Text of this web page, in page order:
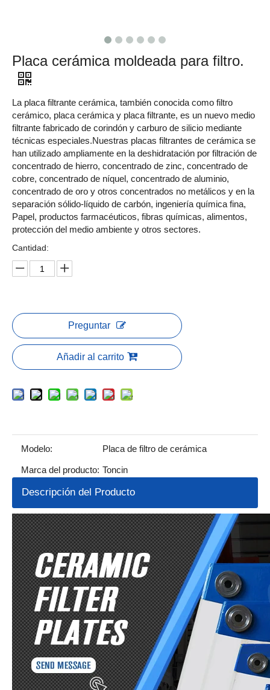
Placa cerámica moldeada para filtro.
La placa filtrante cerámica, también conocida como filtro
cerámico, placa cerámica y placa filtrante, es un nuevo medio
filtrante fabricado de corindón y carburo de silicio mediante
técnicas especiales.Nuestras placas filtrantes de cerámica se
han utilizado ampliamente en la deshidratación por filtración de
concentrado de hierro, concentrado de zinc, concentrado de
cobre, concentrado de níquel, concentrado de aluminio,
concentrado de oro y otros concentrados no metálicos y en la
separación sólido-líquido de carbón, ingeniería química fina,
Papel, productos farmacéuticos, fibras químicas, alimentos,
protección del medio ambiente y otros sectores.
Cantidad:
Preguntar
Añadir al carrito
Modelo: Placa de filtro de cerámica
Marca del producto: Toncin
Descripción del Producto